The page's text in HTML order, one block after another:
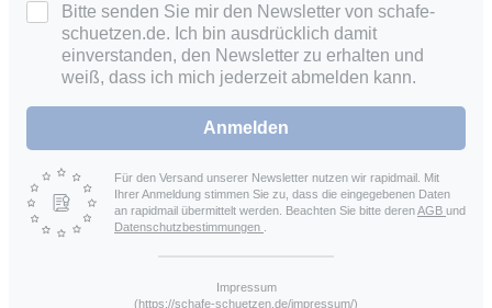
Bitte senden Sie mir den Newsletter von schafe-
schuetzen.de. Ich bin ausdrücklich damit
einverstanden, den Newsletter zu erhalten und
weiß, dass ich mich jederzeit abmelden kann.
Anmelden
Für den Versand unserer Newsletter nutzen wir rapidmail. Mit
Ihrer Anmeldung stimmen Sie zu, dass die eingegebenen Daten
an rapidmail übermittelt werden. Beachten Sie bitte derenAGB und
Datenschutzbestimmungen
Impressum
(https://schafe-schuetzen.de/impressum/)